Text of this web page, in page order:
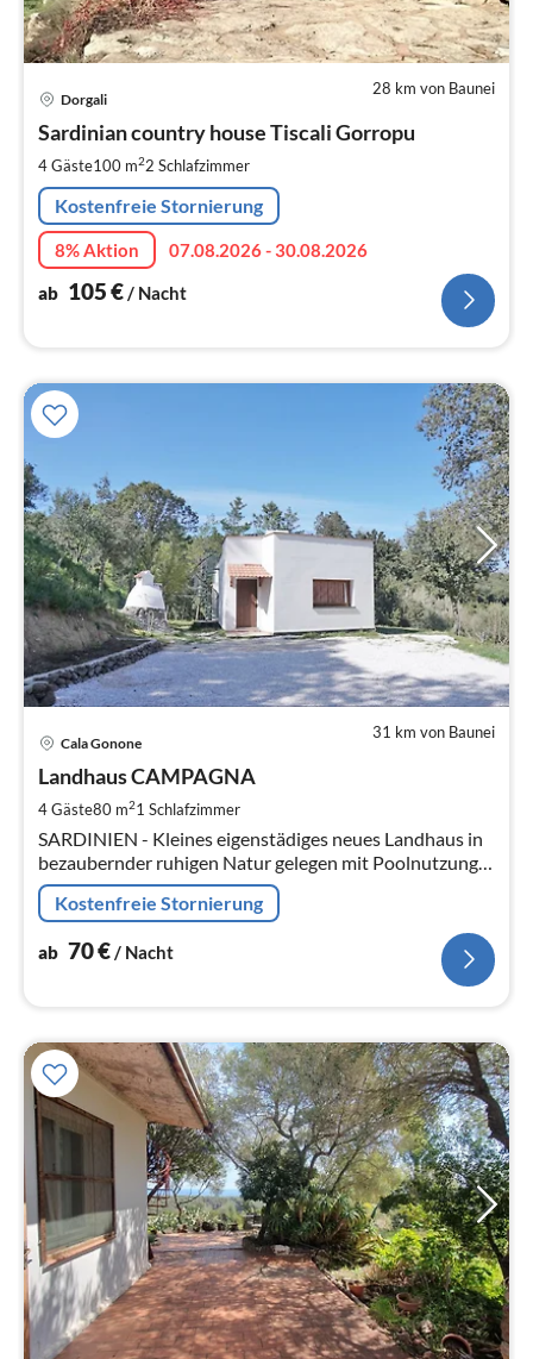
28 km von Baunei
Dorgali
Sardinian country house Tiscali Gorropu
4 Gäste100 m22 Schlafzimmer
Kostenfreie Stornierung
8% Aktion
07.08.2026 - 30.08.2026
ab 105€ / Nacht
31 km von Baunei
Cala Gonone
Landhaus CAMPAGNA
4 Gäste80 m21 Schlafzimmer
SARDINIEN - Kleines eigenstädiges neues Landhaus in
bezaubernder ruhigen Natur gelegen mit Poolnutzung
in der Region CALA-GONONE. Nur ca. 120 km vom
Flughafen von OLBIA.
Kostenfreie Stornierung
ab 70€/ Nacht